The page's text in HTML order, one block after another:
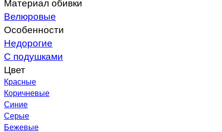
Велюровые
Особенности
Недорогие
С подушками
Цвет
Красные
Коричневые
Синие
Серые
Бежевые